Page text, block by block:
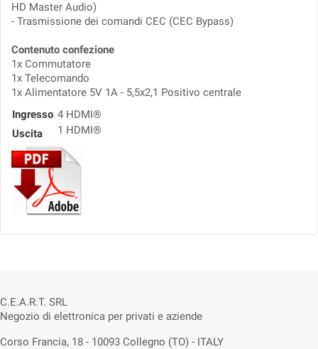
HD Master Audio)
- Trasmissione dei comandi CEC (CEC Bypass)
Contenuto confezione
1x Commutatore
1x Telecomando
1x Alimentatore 5V 1A - 5,5x2,1 Positivo centrale
Ingresso 4 HDMI®
Uscita
1 HDMI®
C.E.A.R.T. SRL
Negozio di elettronica per privati e aziende
Corso Francia, 18 - 10093 Collegno (TO) - ITALY